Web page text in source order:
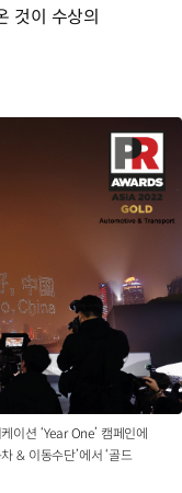
것이 수상의
이션 ‘Year One’ 캠페인에
& 이동수단’에서 ‘골드